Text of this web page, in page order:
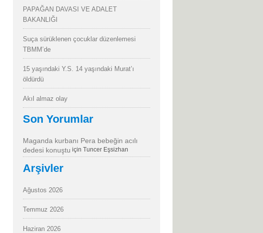
PAPAĞAN DAVASI VE ADALET
BAKANLIĞI
Suça sürüklenen çocuklar düzenlemesi
TBMM’de
15 yaşındaki Y.S. 14 yaşındaki Murat’ı
öldürdü
Akıl almaz olay
Son Yorumlar
Maganda kurbanı Pera bebeğin acılı
dedesi konuştu için Tuncer Eşsizhan
Arşivler
Ağustos 2026
Temmuz 2026
Haziran 2026